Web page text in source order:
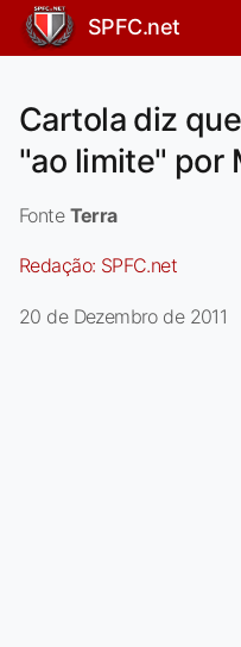
SPFC.net
Cartola diz
"ao limite" por
Fonte Terra
Redação: SPFC.net
20 de Dezembro de 2011